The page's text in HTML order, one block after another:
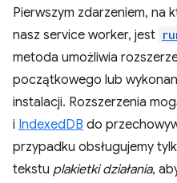
Pierwszym zdarzeniem, na
nasz service worker, jest
metoda umożliwia
początkowego lub
instalacji. Rozszerzenia
i IndexedDB do
przypadku obsługujemy
tekstu plakietki działania,